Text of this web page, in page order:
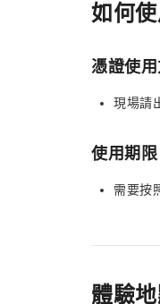
如何使
憑證使
現場請
使用期限
需要按
體驗